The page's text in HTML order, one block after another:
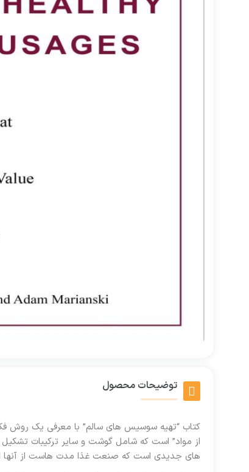
توضیحات محصول
کتاب “تهیه سوسیس های سالم” با معرفی یک روش
از مواد” است که شامل گوشت و سایر ترکیبات
های جدیدی است که صنعت غذا مدت هاست از آنها